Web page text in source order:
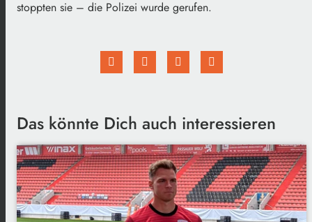
stoppten sie – die Polizei wurde gerufen.
Das könnte Dich auch interessieren